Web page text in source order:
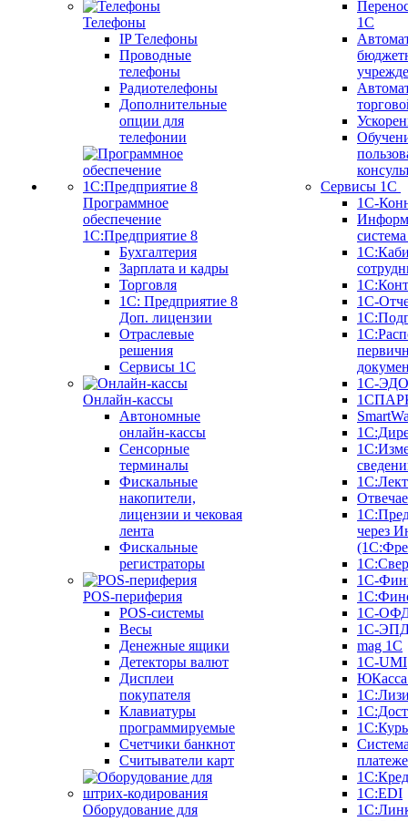
Телефоны
IP Телефоны
Проводные
телефоны
Радиотелефоны
Дополнительные
опции для
телефонии
Программное
обеспечение
1С:Предприятие 8
Бухгалтерия
Зарплата и кадры
Торговля
1C: Предприятие 8
Доп. лицензии
Отраслевые
решения
Сервисы 1С
Онлайн-кассы
Автономные
онлайн-кассы
Сенсорные
терминалы
Фискальные
накопители,
лицензии и чековая
лента
Фискальные
регистраторы
POS-периферия
POS-системы
Весы
Денежные ящики
Детекторы валют
Дисплеи
покупателя
Клавиатуры
программируемые
Счетчики банкнот
Считыватели карт
Оборудование для
1С
Сервисы 1С
1С-
1С-
1С-ЭДО
через
1С-
1С-
1С-
mag 1C
1C-UMI
1С:EDI